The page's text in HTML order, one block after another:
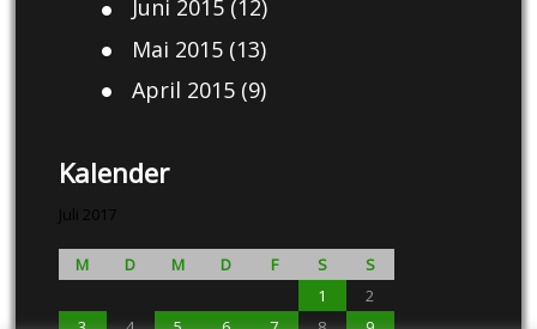
Juni 2015(12)
Mai 2015(13)
April 2015(9)
Kalender
Juli 2017
M D M D F S
S
1
2